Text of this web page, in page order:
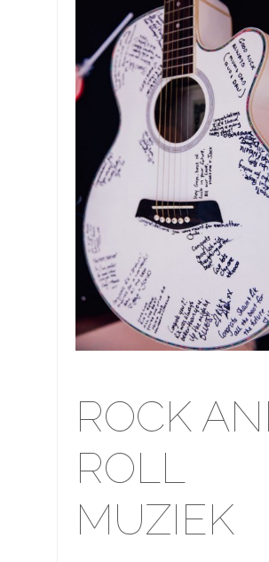
ROCK
ROLL
MUZIEK